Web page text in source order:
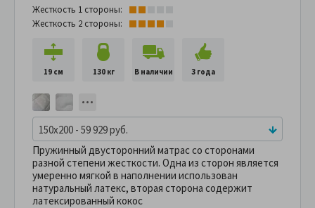
Жесткость 1 стороны:
Жесткость 2 стороны:
19 см 130 кг В наличии 3 года
150x200 - 59 929 руб.
Пружинный двусторонний матрас со сторонами
разной степени жесткости. Одна из сторон является
умеренно мягкой в наполнении использован
натуральный латекс, вторая сторона содержит
латексированный кокос